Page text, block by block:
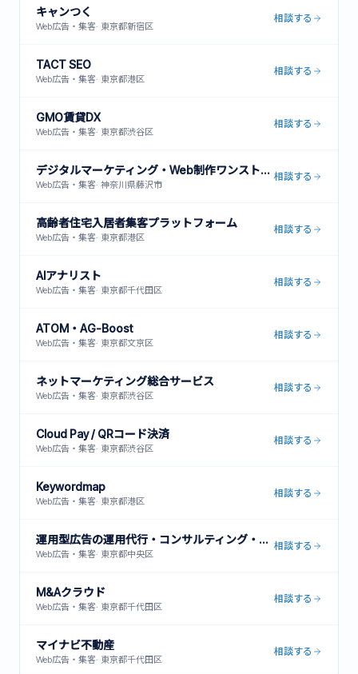
キャンつく
Web広告・集客· 東京都新宿区
相談する
TACT SEO
Web広告・集客· 東京都港区
相談する
GMO賃貸DX
Web広告・集客· 東京都渋谷区
相談する
デジタルマーケティング・Web制作ワンストップサービス
Web広告・集客· 神奈川県藤沢市
相談する
高齢者住宅入居者集客プラットフォーム
Web広告・集客· 東京都港区
相談する
AIアナリスト
Web広告・集客· 東京都千代田区
相談する
ATOM・AG-Boost
Web広告・集客· 東京都文京区
相談する
ネットマーケティング総合サービス
Web広告・集客· 東京都渋谷区
相談する
Cloud Pay / QRコード決済
Web広告・集客· 東京都渋谷区
相談する
Keywordmap
Web広告・集客· 東京都港区
相談する
運用型広告の運用代行・コンサルティング・インハウス支援
Web広告・集客· 東京都中央区
相談する
M&Aクラウド
Web広告・集客· 東京都千代田区
相談する
マイナビ不動産
Web広告・集客· 東京都千代田区
相談する